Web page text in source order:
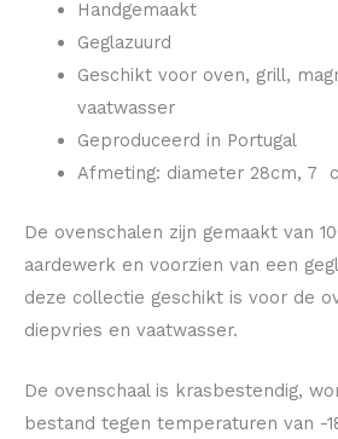
Handgemaakt
Geglazuurd
Geschikt voor oven, grill,
vaatwasser
Geproduceerd in Portugal
Afmeting: diameter 28cm, 7
De ovenschalen zijn gemaakt van
aardewerk en voorzien van een
deze collectie geschikt is voor de
diepvries en vaatwasser.
De ovenschaal is krasbestendig,
bestand tegen temperaturen van -